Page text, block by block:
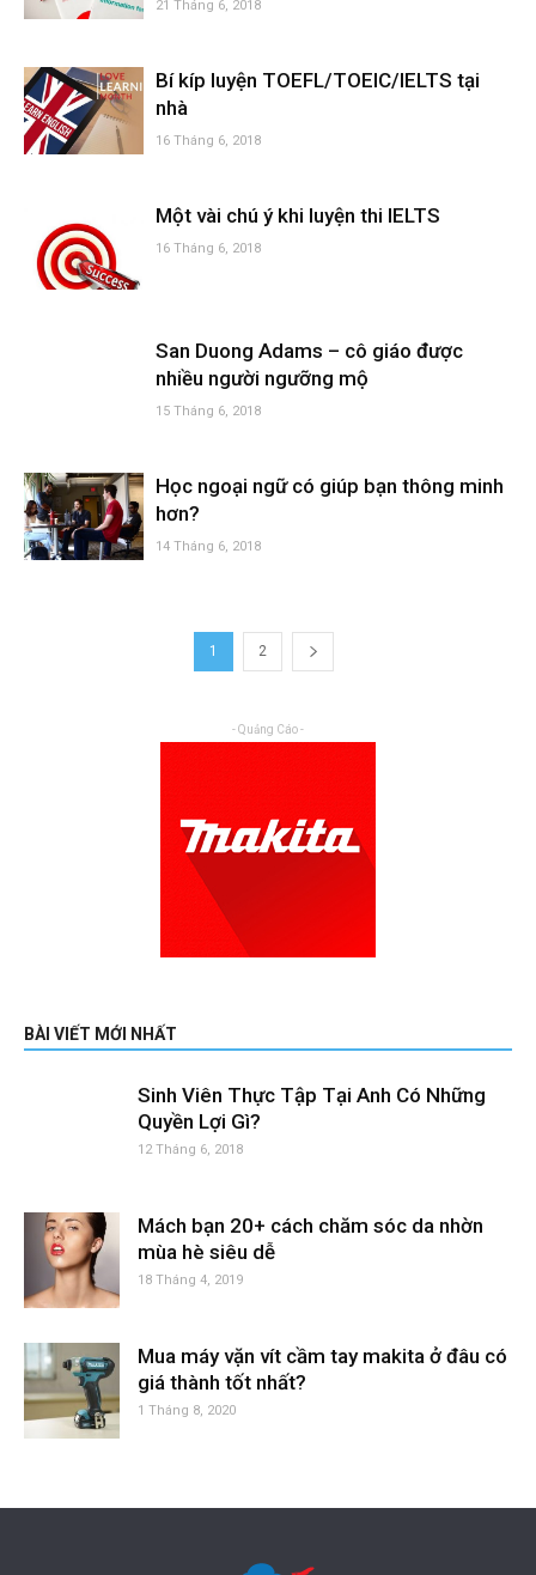
21 Tháng 6, 2018
Bí kíp luyện TOEFL/TOEIC/IELTS tại
nhà
16 Tháng 6, 2018
Một vài chú ý khi luyện thi IELTS
16 Tháng 6, 2018
San Duong Adams – cô giáo được
nhiều người ngưỡng mộ
15 Tháng 6, 2018
Học ngoại ngữ có giúp bạn thông minh
hơn?
14 Tháng 6, 2018
1 2
- Quảng Cáo -
BÀI VIẾT MỚI NHẤT
Sinh Viên Thực Tập Tại Anh Có Những
Quyền Lợi Gì?
12 Tháng 6, 2018
Mách bạn 20+ cách chăm sóc da nhờn
mùa hè siêu dễ
18 Tháng 4, 2019
Mua máy vặn vít cầm tay makita ở đâu có
giá thành tốt nhất?
1 Tháng 8, 2020